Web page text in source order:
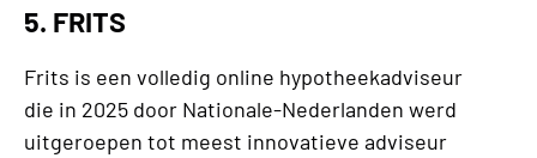
5. FRITS
Frits is een volledig online hypotheekadviseur
die in 2025 door Nationale-Nederlanden werd
uitgeroepen tot meest innovatieve adviseur